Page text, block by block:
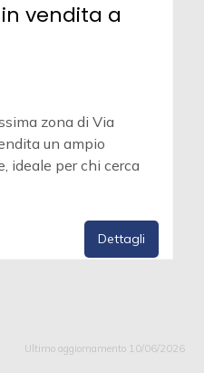
vendita a
zona di Via
un ampio
ideale per chi cerca
Dettagli
Ultimo aggiornamento 10/06/2026